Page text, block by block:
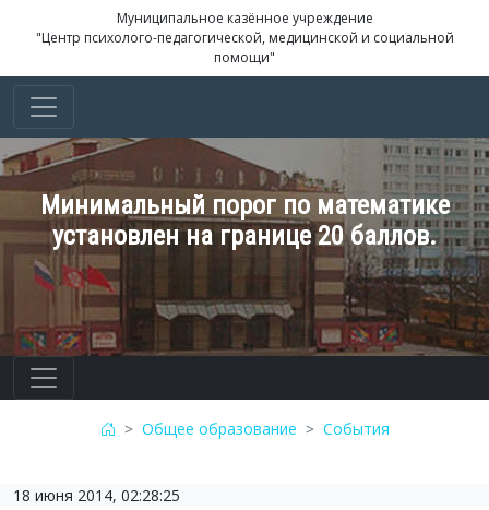
Муниципальное казённое учреждение
"Центр психолого-педагогической, медицинской и социальной
помощи"
Минимальный порог по математике
установлен на границе 20 баллов.
Общее образование События
18 июня 2014, 02:28:25